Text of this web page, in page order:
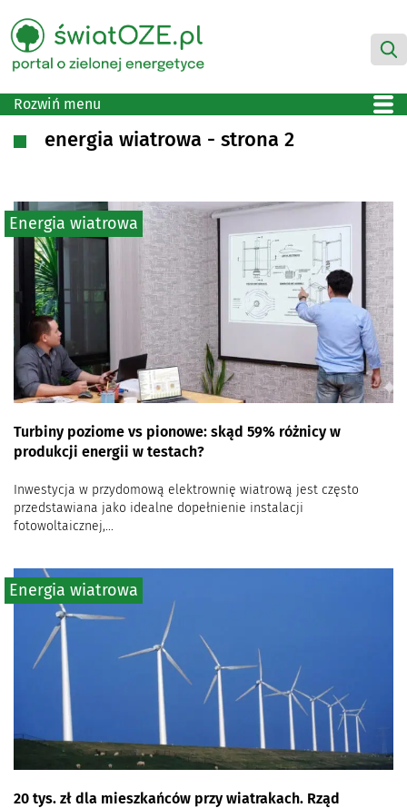
Rozwiń menu
energia wiatrowa - strona 2
Turbiny poziome vs pionowe: skąd 59% różnicy w
produkcji energii w testach?
Inwestycja w przydomową elektrownię wiatrową jest często
przedstawiana jako idealne dopełnienie instalacji
fotowoltaicznej,...
Energia wiatrowa
20 tys. zł dla mieszkańców przy wiatrakach. Rząd
Energia wiatrowa